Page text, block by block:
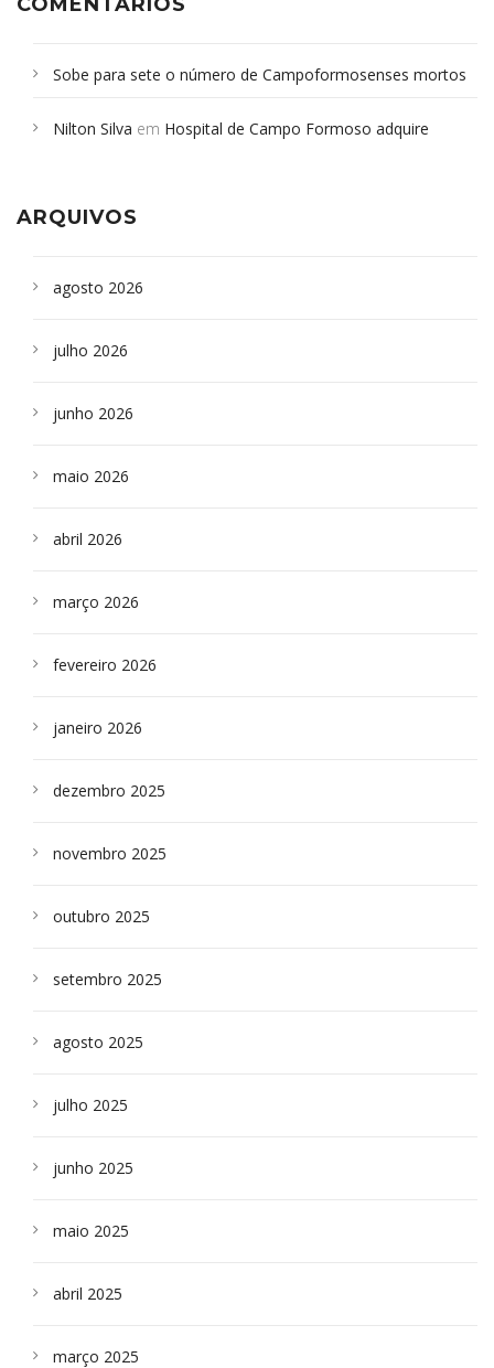
Sobe para sete o número de Campoformosenses mortos
Campoformosenses que morreram em desabamentos são
Nilton Silva em Hospital de Campo Formoso adquire
ARQUIVOS
agosto 2026
julho 2026
junho 2026
maio 2026
abril 2026
março 2026
fevereiro 2026
janeiro 2026
dezembro 2025
novembro 2025
outubro 2025
setembro 2025
agosto 2025
julho 2025
junho 2025
maio 2025
abril 2025
março 2025